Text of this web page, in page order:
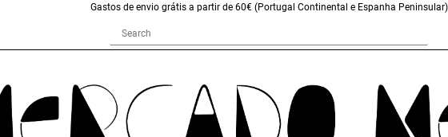
Gastos de envio grátis a partir de 60€ (Portugal Continental e Espanha Peninsular)